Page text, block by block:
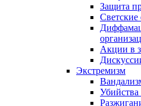
Защита
Светские
Акции в
Экстремизм
Убийства